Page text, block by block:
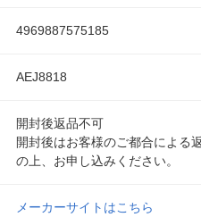
4969887575185
AEJ8818
開封後返品不可
開封後はお客様のご都合による
の上、お申し込みください。
メーカーサイトはこちら